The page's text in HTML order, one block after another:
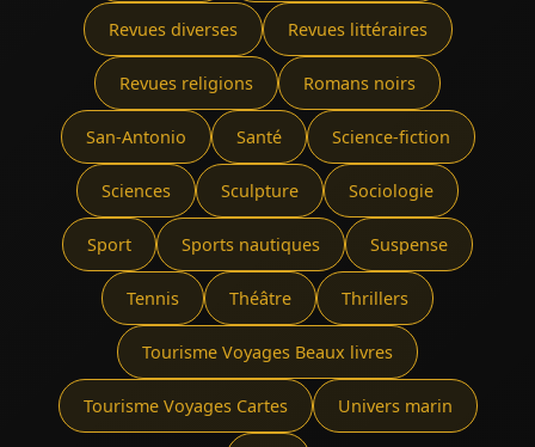
Revues diverses Revues littéraires
Revues religions Romans noirs
San-Antonio Santé Science-fiction
Sciences Sculpture Sociologie
Sport Sports nautiques Suspense
Tennis Théâtre Thrillers
Tourisme Voyages Beaux livres
Tourisme Voyages Cartes Univers marin